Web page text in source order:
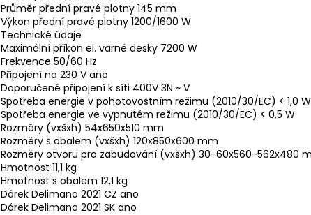
Průměr přední pravé plotny 145 mm
Výkon přední pravé plotny 1200/1600 W
Technické údaje
Maximální příkon el. varné desky 7200 W
Frekvence 50/60 Hz
Připojení na 230 V ano
Doporučené připojení k síti 400V 3N ~ V
Spotřeba energie v pohotovostním režimu (2010/30/EC) < 1,0 W
Spotřeba energie ve vypnutém režimu (2010/30/EC) < 0,5 W
Rozměry (vxšxh) 54x650x510 mm
Rozměry s obalem (vxšxh) 120x850x600 mm
Rozměry otvoru pro zabudování (vxšxh) 30-60x560-562x480
Hmotnost 11,1 kg
Hmotnost s obalem 12,1 kg
Dárek Delimano 2021 CZ ano
Dárek Delimano 2021 SK ano